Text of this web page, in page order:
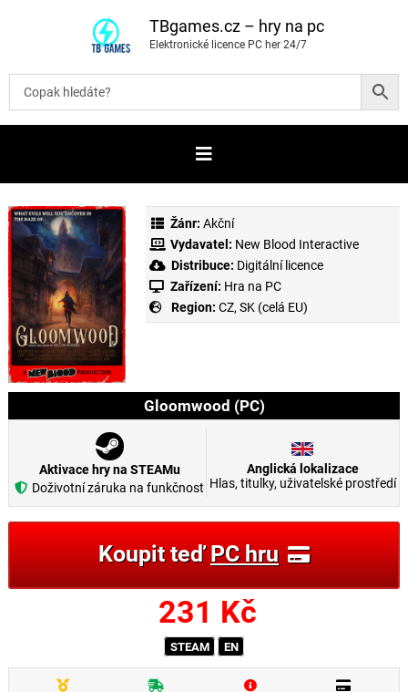
t
b
TBgames.cz – hry na pc
Elektronické licence PC her 24/7
Žánr: Akční
Vydavatel: New Blood Interactive
Distribuce: Digitální licence
Zařízení: Hra na PC
Region: CZ, SK (celá EU)
Gloomwood (PC)
Aktivace hry na STEAMu
Doživotní záruka na funkčnost
Anglická lokalizace
Hlas, titulky, uživatelské prostředí
Koupit teďPC hru
231 Kč
STEAM EN